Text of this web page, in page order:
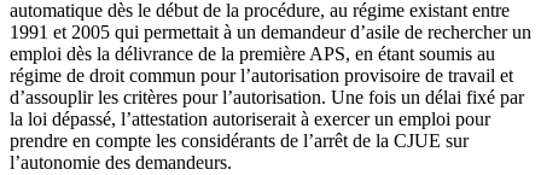
automatique dès le début de la procédure, au régime existant entre
1991 et 2005 qui permettait à un demandeur d’asile de rechercher un
emploi dès la délivrance de la première APS, en étant soumis au
régime de droit commun pour l’autorisation provisoire de travail et
d’assouplir les critères pour l’autorisation. Une fois un délai fixé par
la loi dépassé, l’attestation autoriserait à exercer un emploi pour
prendre en compte les considérants de l’arrêt de la CJUE sur
l’autonomie des demandeurs.